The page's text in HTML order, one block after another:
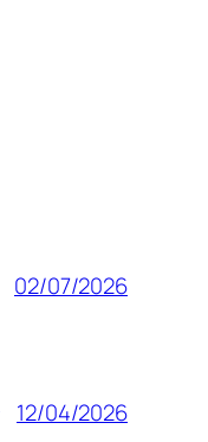
02/07/2026
12/04/2026